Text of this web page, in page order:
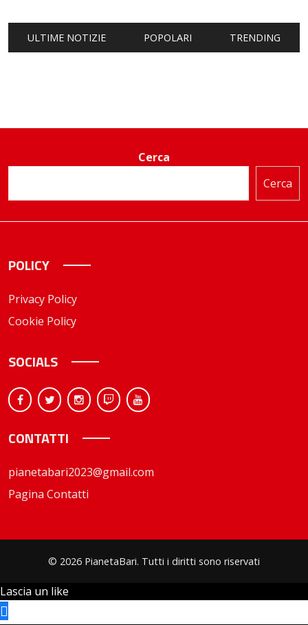
ULTIME NOTIZIE POPOLARI TRENDING
Cerca
Cerca
POLICY
Privacy Policy
Cookie Policy
SOCIALS
CONTATTI
pianetabari2023@gmail.com
Pagina Contatti
© 2026 PianetaBari. Tutti i diritti sono riservati
Lascia un like